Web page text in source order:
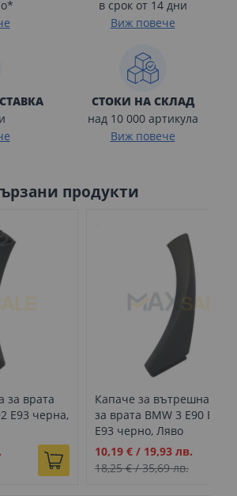
в срок от 14 дни
Виж повече
СТОКИ НА СКЛАД
над 10 000 артикула
Виж повече
продукти
за врата
E93 черна,
Капаче за вътрешна
за врата BMW 3 E90 E91
E93 черно, Ляво
Промо
цена
10,19 €/ 19,93 лв.
18,25 €/35,69 лв.